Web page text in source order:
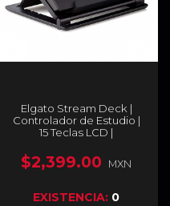
Elgato Stream Deck |
Controlador de Estudio |
15 Teclas LCD |
Streaming | YouTube |
Twitch | OBS | Mac/PC |
$2,399.00 MXN
EXISTENCIA: 0